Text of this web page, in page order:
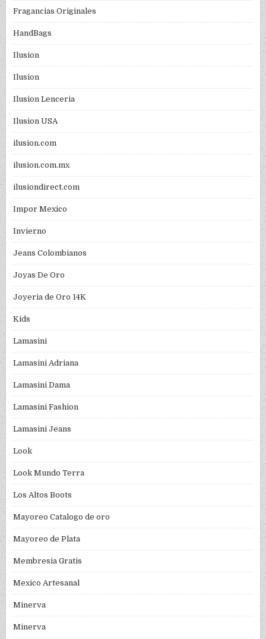
Fragancias Originales
HandBags
Ilusion
Ilusion
Ilusion Lenceria
Ilusion USA
ilusion.com
ilusion.com.mx
ilusiondirect.com
Impor Mexico
Invierno
Jeans Colombianos
Joyas De Oro
Joyeria de Oro 14K
Kids
Lamasini
Lamasini Adriana
Lamasini Dama
Lamasini Fashion
Lamasini Jeans
Look
Look Mundo Terra
Los Altos Boots
Mayoreo Catalogo de oro
Mayoreo de Plata
Membresia Gratis
Mexico Artesanal
Minerva
Minerva